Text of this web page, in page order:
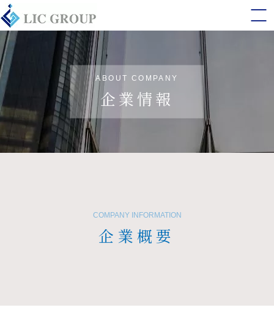
ABOUT COMPANY
企業情報
COMPANY INFORMATION
企業概要